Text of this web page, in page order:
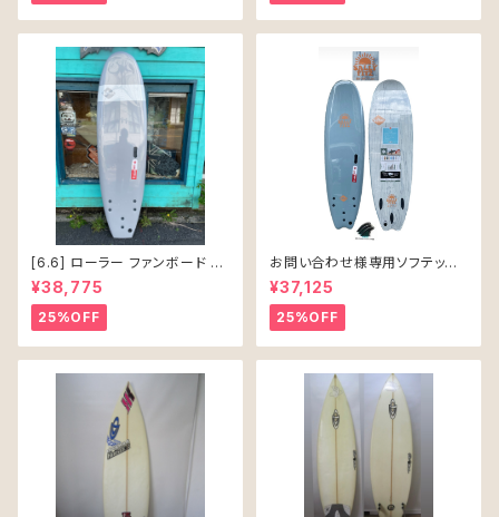
[6.6] ローラー ファンボード ソ
フテック
¥38,775
25%OFF
お問い合わせ様専用ソフテック
SALLY シャリー 6’6 ソフトボー
ド 61L
¥37,125
25%OFF